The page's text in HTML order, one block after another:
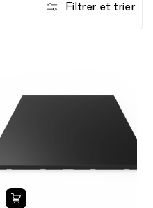
Filtrer et trier